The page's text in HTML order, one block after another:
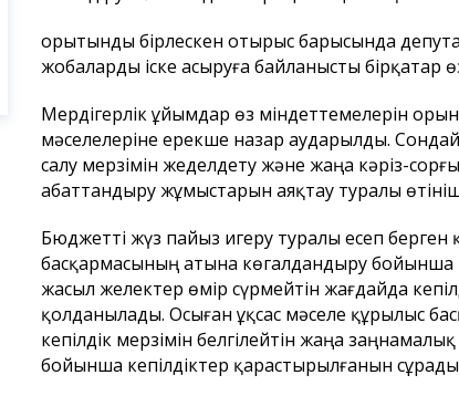
Қорытынды бірлескен отырыс барысында
жобаларды іске асыруға байланысты бірқатар
Мердігерлік ұйымдар өз міндеттемелерін
мәселелеріне ерекше назар аударылды.
салу мерзімін жеделдету және жаңа кәріз-
абаттандыру жұмыстарын аяқтау туралы
Бюджетті жүз пайыз игеру туралы есеп
басқармасының атына көгалдандыру бойынша
жасыл желектер өмір сүрмейтін жағдайда
қолданылады. Осыған ұқсас мәселе құрылыс
кепілдік мерзімін белгілейтін жаңа
бойынша кепілдіктер қарастырылғанын